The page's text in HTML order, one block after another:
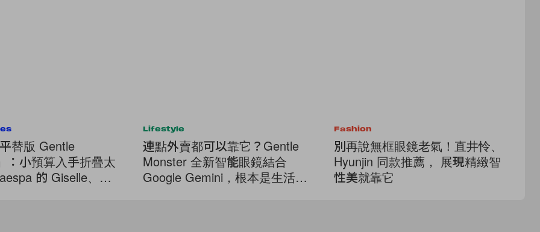
替版 Gentle
：小預算入手折疊太
的 Giselle、
Lifestyle
連點外賣都可以靠它？Gentle
Monster 全新智能眼鏡結合
Google Gemini，根本是生活科
Fashion
別再說無框眼鏡老氣！直井怜、
Hyunjin 同款推薦， 展現精緻智
性美就靠它